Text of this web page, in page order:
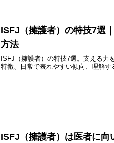
ISFJ（擁護者）の特技7選
方法
ISFJ（擁護者）の特技7選。支える力
特徴、日常で表れやすい傾向、理解す
ISFJ（擁護者）は医者に